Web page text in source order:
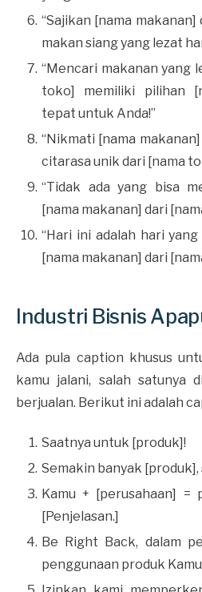
“Sajikan [nama
makan siang yang lezat
“Mencari makanan yang
toko] memiliki pilihan
tepat untuk Anda!”
“Nikmati [nama
citarasa unik dari [nama
“Tidak ada yang bisa
[nama makanan] dari
“Hari ini adalah hari
[nama makanan] dari
Industri Bisnis
Ada pula caption khusus
kamu jalani, salah satunya
berjualan. Berikut ini adalah
Saatnya untuk [produk]!
Semakin banyak [produk],
Kamu + [perusahaan] =
[Penjelasan.]
Be Right Back, dalam
penggunaan produk